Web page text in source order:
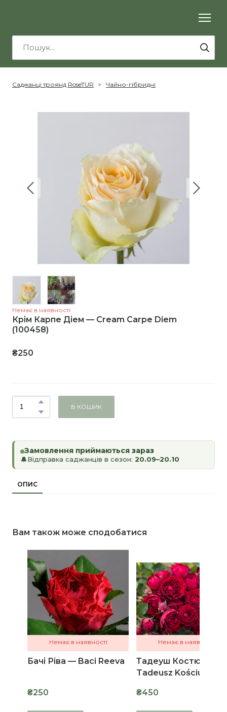
Саджанці троянд RoseTUR Чайно-гібридні
Немає в наявності
Крім Карпе Діем — Cream Carpe Diem
(100458)
₴250
В КОШИК
Замовлення приймаються зараз
🔔Відправка саджанців в сезон: 20.09–20.10
ОПИС
Вам також може сподобатися
Немає в наявності
Бачі Ріва — Baci Reeva
₴250
Немає в наявності
Тадеуш Костюшко -
Tadeusz Kościuszko
₴450